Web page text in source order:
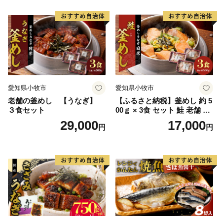
取り寄せグルメ 魚醤 ナンプ
ラー 愛知県 小牧市 冷凍 送料
無料
愛知県小牧市
老舗の釜めし 【うなぎ】
３食セット
29,000円
愛知県小牧市
【ふるさと納税】釜めし 約 5
00ｇ × 3食 セット 鮭 老舗 急
速冷凍 レンチン 時短 簡単調
理 食品 加工品 海鮮 手作り
り寄せグルメ 愛知県 小牧市
送料無料
17,000円